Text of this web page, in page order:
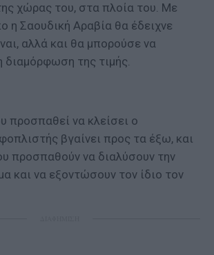
χώρας του, στα πλοία του. Με
η Σαουδική Αραβία θα έδειχνε
αλλά και θα μπορούσε να
διαμόρφωση της τιμής.
προσπαθεί να κλείσει ο
βγαίνει προς τα έξω, και
προσπαθούν να διαλύσουν την
και να εξοντώσουν τον ίδιο τον